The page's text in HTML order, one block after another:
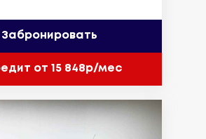
Забронировать
от 15 848р/мес